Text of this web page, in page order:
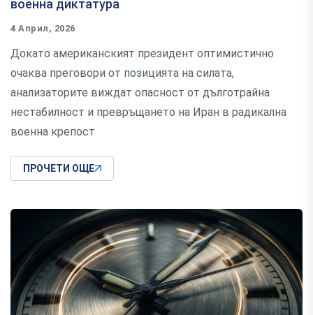
военна диктатура
4 Април, 2026
Докато американският президент оптимистично
очаква преговори от позицията на силата,
анализаторите виждат опасност от дълготрайна
нестабилност и превръщането на Иран в радикална
военна крепост
ПРОЧЕТИ ОЩЕ